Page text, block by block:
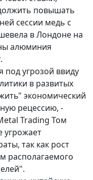
повышать
сессии медь с
в Лондоне на
алюминия
угрозой ввиду
в развитых
экономический
рецессию, -
Trading Том
угрожает
так как рост
располагаемого